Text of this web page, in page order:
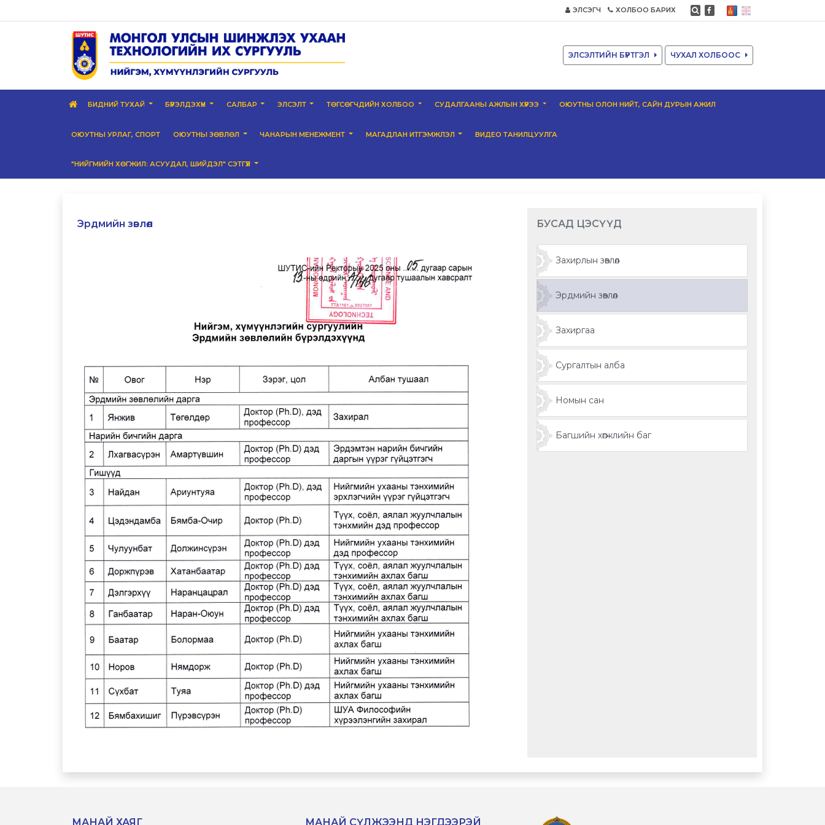
ЭЛСЭГЧ ХОЛБОО БАРИХ
ЭЛСЭЛТИЙН БҮРТГЭЛ ЧУХАЛ ХОЛБООС
БИДНИЙ ТУХАЙ БҮРЭЛДЭХҮҮН САЛБАР ЭЛСЭЛТ ТӨГСӨГЧДИЙН ХОЛБОО СУДАЛГААНЫ АЖЛЫН ХҮРЭЭ ОЮУТНЫ ОЛОН НИЙТ, САЙН ДУРЫН АЖИЛ
ОЮУТНЫ УРЛАГ, СПОРТ ОЮУТНЫ ЗӨВЛӨЛ ЧАНАРЫН МЕНЕЖМЕНТ МАГАДЛАН ИТГЭМЖЛЭЛ ВИДЕО ТАНИЛЦУУЛГА
"НИЙГМИЙН ХӨГЖИЛ: АСУУДАЛ, ШИЙДЭЛ" СЭТГҮҮЛ
Эрдмийн зөвлөл БУСАД ЦЭСҮҮД
Захирлын зөвлөл
Эрдмийн зөвлөл
Захиргаа
Сургалтын алба
Номын сан
Багшийн хөгжлийн баг
МАНАЙ ХАЯГ МАНАЙ СҮЛЖЭЭНД НЭГДЭЭРЭЙ